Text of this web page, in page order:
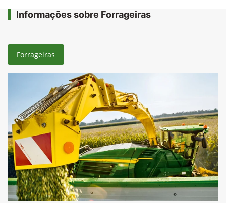
Informações sobre Forrageiras
Forrageiras